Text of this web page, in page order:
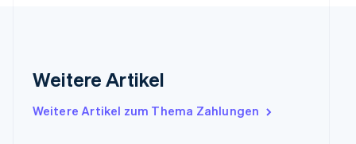
Weitere Artikel
Weitere Artikel zum Thema Zahlungen
Irland
Italien